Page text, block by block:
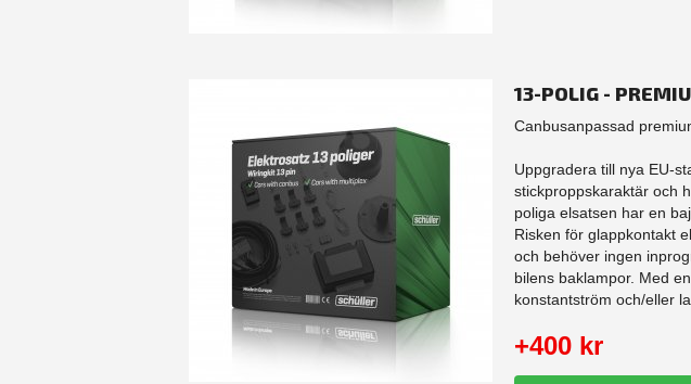
13-POLIG -
Canbusanpassad
Uppgradera till nya EU-
stickproppskaraktär och
poliga elsatsen har en
Risken för glappkontakt
och behöver ingen
bilens baklampor. Med
konstantström och/eller
+400 kr